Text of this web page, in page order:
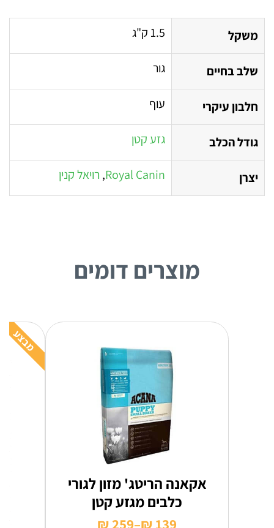
משקל 1.5 ק"ג
שלב בחיים גור
חלבון עיקרי עוף
גודל הכלב גזע קטן
יצרן Royal Canin
, רויאל קנין
מוצרים דומים
אקאנה הריטג' מזון לגורי
כלבים מגזע קטן
₪ 139
–
₪259
מבצע